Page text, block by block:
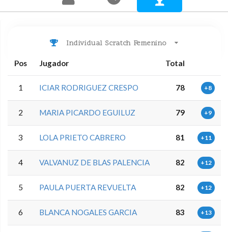
Individual Scratch Femenino
Pos Jugador Total
1 ICIAR RODRIGUEZ CRESPO 78 +8
2 MARIA PICARDO EGUILUZ 79 +9
3 LOLA PRIETO CABRERO 81 +11
4 VALVANUZ DE BLAS PALENCIA 82 +12
5 PAULA PUERTA REVUELTA 82 +12
6 BLANCA NOGALES GARCIA 83 +13